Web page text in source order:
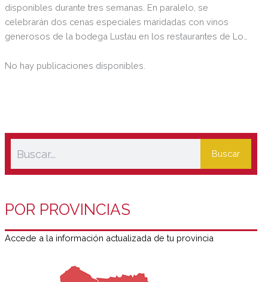
disponibles durante tres semanas. En paralelo, se
celebrarán dos cenas especiales maridadas con vinos
generosos de la bodega Lustau en los restaurantes de Los
No hay publicaciones disponibles.
Buscar
POR PROVINCIAS
Accede a la información actualizada de tu provincia